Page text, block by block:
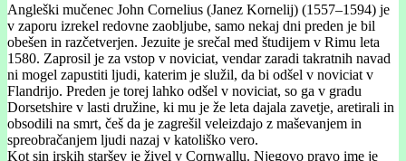
Angleški mučenec John Cornelius (Janez Kornelij) (1557–1594) je
v zaporu izrekel redovne zaobljube, samo nekaj dni preden je bil
obešen in razčetverjen. Jezuite je srečal med študijem v Rimu leta
1580. Zaprosil je za vstop v noviciat, vendar zaradi takratnih navad
ni mogel zapustiti ljudi, katerim je služil, da bi odšel v noviciat v
Flandrijo. Preden je torej lahko odšel v noviciat, so ga v gradu
Dorsetshire v lasti družine, ki mu je že leta dajala zavetje, aretirali in
obsodili na smrt, češ da je zagrešil veleizdajo z maševanjem in
spreobračanjem ljudi nazaj v katoliško vero.
Kot sin irskih staršev je živel v Cornwallu. Njegovo pravo ime je